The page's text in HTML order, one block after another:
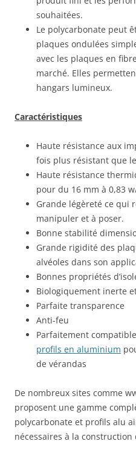
souhaitées.
Le polycarbonate peut
plaques ondulées
avec les plaques en
marché. Elles
hangars lumineux.
Caractéristiques
Haute résistance aux
fois plus résistant que
Haute résistance
pour du 16 mm à 0,83
Grande légèreté ce qui
manipuler et à poser.
Bonne stabilité
Grande rigidité des
alvéoles dans son
Bonnes propriétés
Biologiquement inerte
Parfaite transparence
Anti-feu
Parfaitement
profils en aluminium
de vérandas
De nombreux sites comme
proposent une gamme
polycarbonate et profils alu
nécessaires à la